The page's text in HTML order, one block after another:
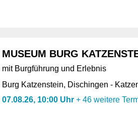
MUSEUM BURG
mit Burgführung und Erlebnis
Burg Katzenstein, Dischingen -
07.08.26, 10:00 Uhr + 46 weitere